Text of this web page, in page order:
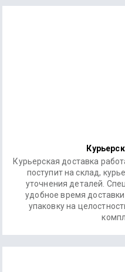
Курьерская доставка
поступит на склад,
уточнения деталей.
удобное время
упаковку на